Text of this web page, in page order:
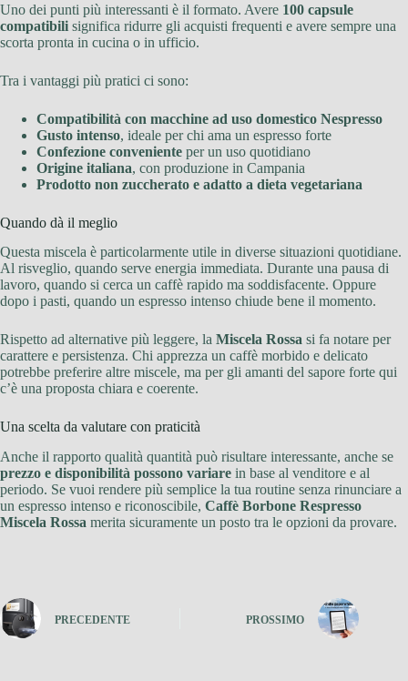
Uno dei punti più interessanti è il formato. Avere 100 capsule
compatibili significa ridurre gli acquisti frequenti e avere sempre una
scorta pronta in cucina o in ufficio.
Tra i vantaggi più pratici ci sono:
Compatibilità con macchine ad uso domestico Nespresso
Gusto intenso, ideale per chi ama un espresso forte
Confezione conveniente per un uso quotidiano
Origine italiana, con produzione in Campania
Prodotto non zuccherato e adatto a dieta vegetariana
Quando dà il meglio
Questa miscela è particolarmente utile in diverse situazioni quotidiane.
Al risveglio, quando serve energia immediata. Durante una pausa di
lavoro, quando si cerca un caffè rapido ma soddisfacente. Oppure
dopo i pasti, quando un espresso intenso chiude bene il momento.
Rispetto ad alternative più leggere, la Miscela Rossa si fa notare per
carattere e persistenza. Chi apprezza un caffè morbido e delicato
potrebbe preferire altre miscele, ma per gli amanti del sapore forte qui
c’è una proposta chiara e coerente.
Una scelta da valutare con praticità
Anche il rapporto qualità quantità può risultare interessante, anche se
prezzo e disponibilità possono variare in base al venditore e al
periodo. Se vuoi rendere più semplice la tua routine senza rinunciare a
un espresso intenso e riconoscibile, Caffè Borbone Respresso
Miscela Rossa merita sicuramente un posto tra le opzioni da provare.
PRECEDENTE PROSSIMO